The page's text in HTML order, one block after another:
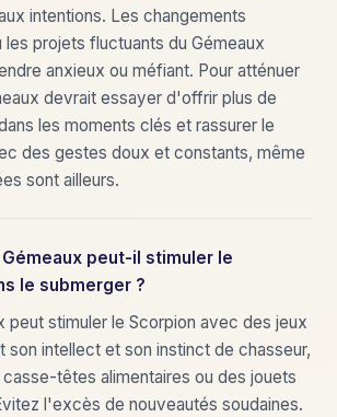
intentions. Les changements
les projets fluctuants du Gémeaux
anxieux ou méfiant. Pour atténuer
devrait essayer d'offrir plus de
les moments clés et rassurer le
des gestes doux et constants, même
sont ailleurs.
peut-il stimuler le
le submerger ?
peut stimuler le Scorpion avec des jeux
son intellect et son instinct de chasseur,
têtes alimentaires ou des jouets
l'excès de nouveautés soudaines.